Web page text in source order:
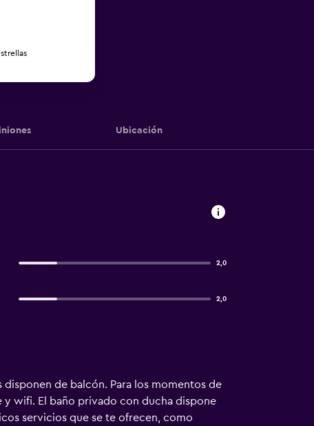
Ubicación
2,0
2,0
disponen de balcón. Para los momentos de
wifi. El baño privado con ducha dispone
servicios que se te ofrecen, como